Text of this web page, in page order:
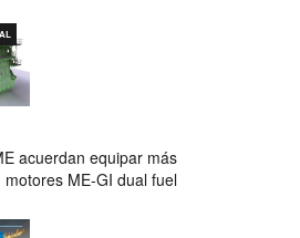
acuerdan equipar más
ME-GI dual fuel